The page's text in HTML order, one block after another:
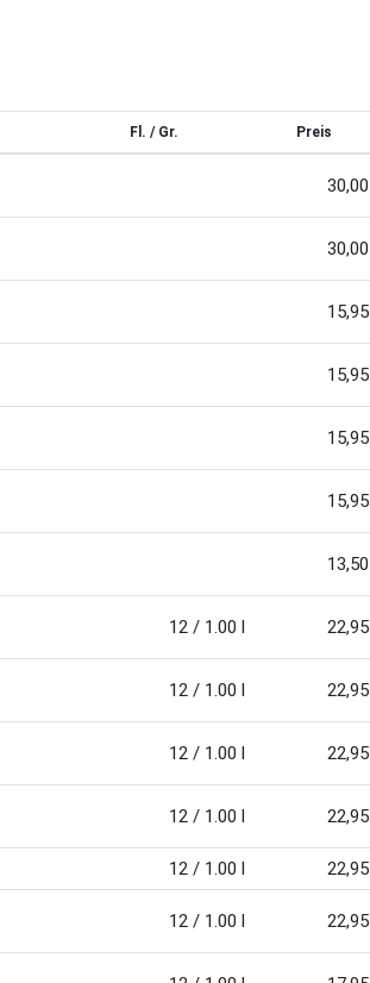
Fl. / Gr. Preis
30,00
30,00
15,95
15,95
15,95
15,95
13,50
12 / 1.00 l 22,95
12 / 1.00 l 22,95
12 / 1.00 l 22,95
12 / 1.00 l 22,95
12 / 1.00 l 22,95
12 / 1.00 l 22,95